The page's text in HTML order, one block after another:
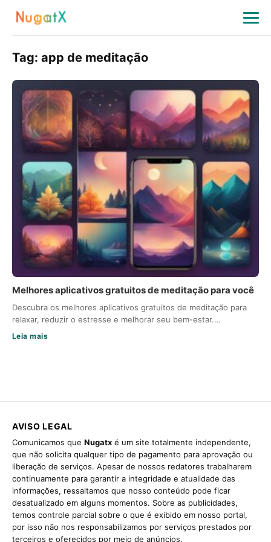
Tag: app de meditação
Melhores aplicativos gratuitos de meditação para você
Descubra os melhores aplicativos gratuitos de meditação para
relaxar, reduzir o estresse e melhorar seu bem-estar.…
Leia mais
AVISO LEGAL
Comunicamos que Nugatx é um site totalmente independente,
que não solicita qualquer tipo de pagamento para aprovação ou
liberação de serviços. Apesar de nossos redatores trabalharem
continuamente para garantir a integridade e atualidade das
informações, ressaltamos que nosso conteúdo pode ficar
desatualizado em alguns momentos. Sobre as publicidades,
temos controle parcial sobre o que é exibido em nosso portal,
por isso não nos responsabilizamos por serviços prestados por
terceiros e oferecidos por meio de anúncios.